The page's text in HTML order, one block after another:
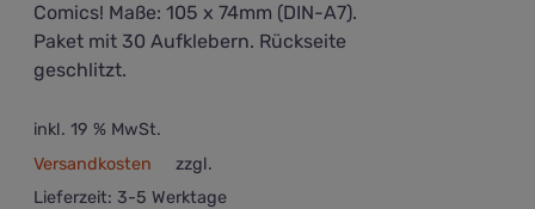
Comics! Maße: 105 x 74mm (DIN-A7).
Paket mit 30 Aufklebern. Rückseite
geschlitzt.
inkl. 19 % MwSt.
zzgl.
Versandkosten
Lieferzeit: 3-5 Werktage